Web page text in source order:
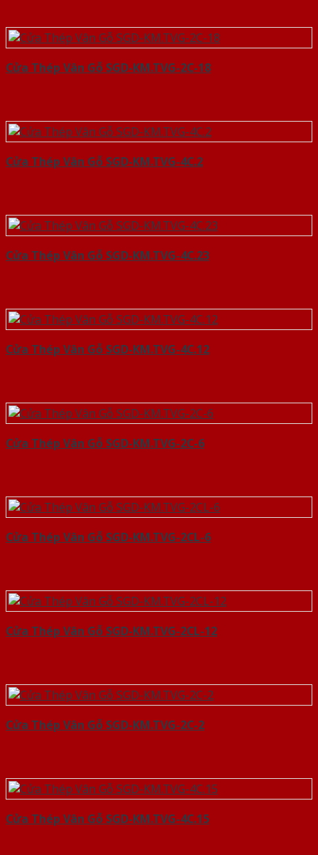
Cửa Thép Vân Gỗ SGD-KM.TVG-2C-18
Cửa Thép Vân Gỗ SGD-KM.TVG-4C.2
Cửa Thép Vân Gỗ SGD-KM.TVG-4C.23
Cửa Thép Vân Gỗ SGD-KM.TVG-4C.12
Cửa Thép Vân Gỗ SGD-KM.TVG-2C-6
Cửa Thép Vân Gỗ SGD-KM.TVG-2CL-6
Cửa Thép Vân Gỗ SGD-KM.TVG-2CL-12
Cửa Thép Vân Gỗ SGD-KM.TVG-2C-2
Cửa Thép Vân Gỗ SGD-KM.TVG-4C.15